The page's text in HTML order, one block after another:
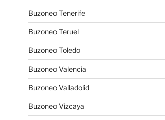
Buzoneo Tenerife
Buzoneo Teruel
Buzoneo Toledo
Buzoneo Valencia
Buzoneo Valladolid
Buzoneo Vizcaya